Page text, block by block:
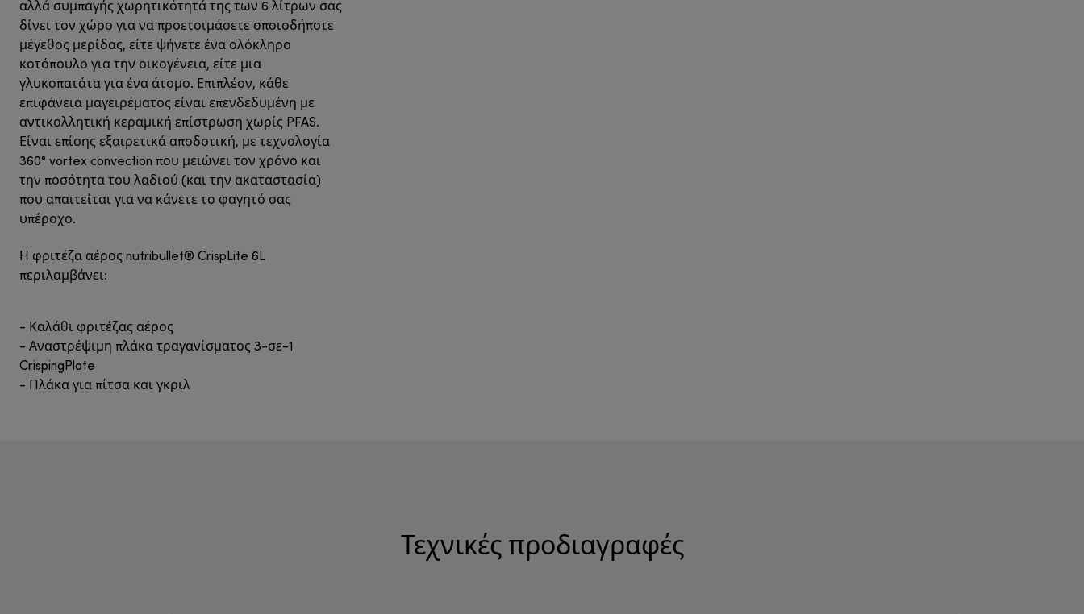
αλλά συμπαγής χωρητικότητά της των 6 λίτρων σας
δίνει τον χώρο για να προετοιμάσετε οποιοδήποτε
μέγεθος μερίδας, είτε ψήνετε ένα ολόκληρο
κοτόπουλο για την οικογένεια, είτε μια
γλυκοπατάτα για ένα άτομο. Επιπλέον, κάθε
επιφάνεια μαγειρέματος είναι επενδεδυμένη με
αντικολλητική κεραμική επίστρωση χωρίς PFAS.
Είναι επίσης εξαιρετικά αποδοτική, με τεχνολογία
360° vortex convection που μειώνει τον χρόνο και
την ποσότητα του λαδιού (και την ακαταστασία)
που απαιτείται για να κάνετε το φαγητό σας
υπέροχο.
Η φριτέζα αέρος nutribullet® CrispLite 6L
περιλαμβάνει:
- Καλάθι φριτέζας αέρος
- Αναστρέψιμη πλάκα τραγανίσματος 3-σε-1
CrispingPlate
- Πλάκα για πίτσα και γκριλ
Τεχνικές προδιαγραφές